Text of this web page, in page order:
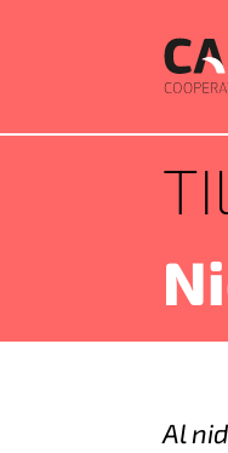
Al